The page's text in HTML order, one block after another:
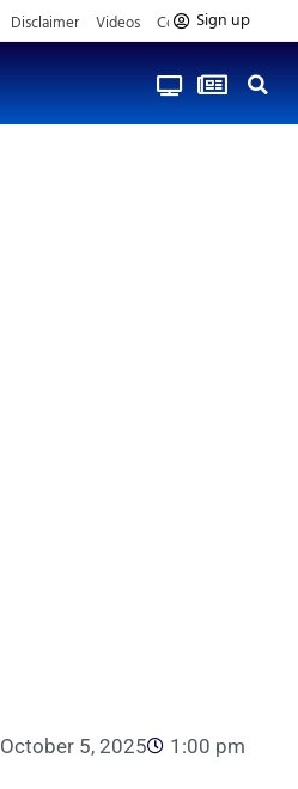
Disclaimer Videos Contact us
Sign up
October 5, 2025
1:00 pm